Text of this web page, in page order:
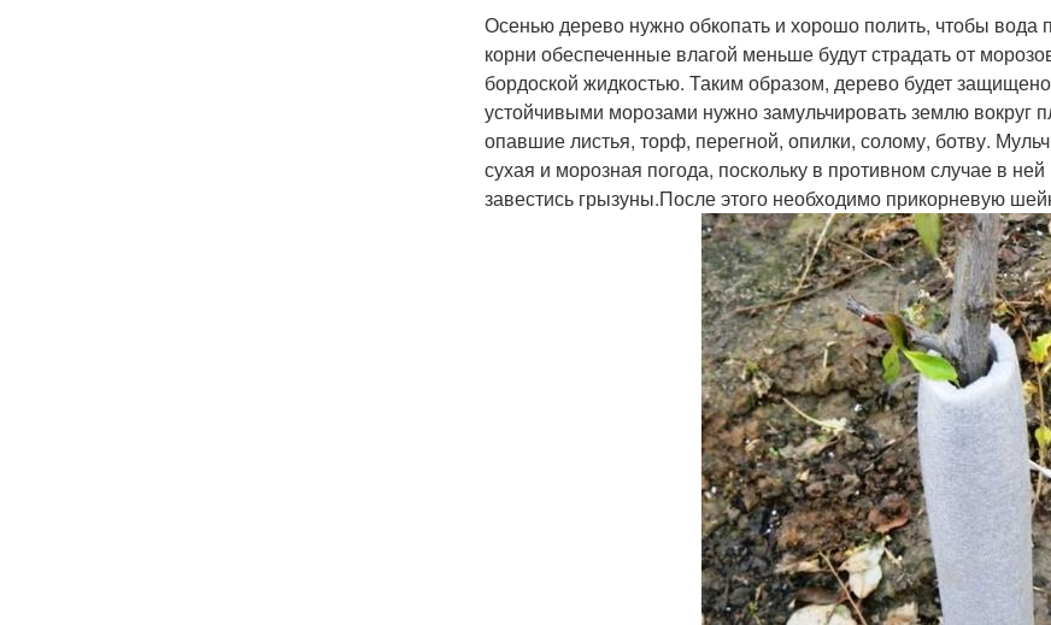
Осенью дерево нужно обкопать и хорошо полить, чтобы вода
корни обеспеченные влагой меньше будут страдать от
бордоской жидкостью. Таким образом, дерево будет
устойчивыми морозами нужно замульчировать землю вокруг
опавшие листья, торф, перегной, опилки, солому, ботву.
сухая и морозная погода, поскольку в противном случае в
завестись грызуны.После этого необходимо прикорневую